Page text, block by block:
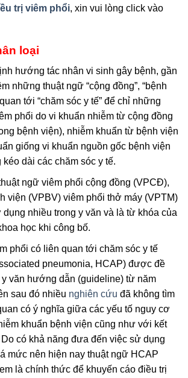
trị viêm phổi, xin vui lòng click vào
loại
hướng tác nhân vi sinh gây bệnh, gần
những thuật ngữ “cộng đồng”, “bệnh
tới “chăm sóc y tế” để chỉ những
phổi do vi khuẩn nhiễm từ cộng đồng
bệnh viện), nhiễm khuẩn từ bệnh viện
giống vi khuẩn nguồn gốc bệnh viện
dài các chăm sóc y tế.
ngữ viêm phổi cộng đồng (VPCĐ),
viện (VPBV) viêm phổi thở máy (VPTM)
nhiều trong y văn và là từ khóa của
học khi công bố.
phổi có liên quan tới chăm sóc y tế
pneumonia, HCAP) được đề
y văn hướng dẫn (guideline) từ năm
sau đó nhiều nghiên cứu đã không tìm
có ý nghĩa giữa các yếu tố nguy cơ
khuẩn bệnh viện cũng như với kết
có khả năng đưa đến việc sử dụng
mức nên hiện nay thuật ngữ HCAP
là chính thức để khuyến cáo điều trị